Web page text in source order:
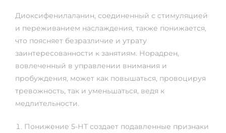
Диоксифенилаланин, соединенный с стимуляцией
и переживанием наслаждения, также понижается,
что поясняет безразличие и утрату
заинтересованности к занятиям. Норадрен,
вовлеченный в управлении внимания и
пробуждения, может как повышаться, провоцируя
тревожность, так и уменьшаться, ведя к
медлительности.
Понижение 5-НТ создает подавленные признаки